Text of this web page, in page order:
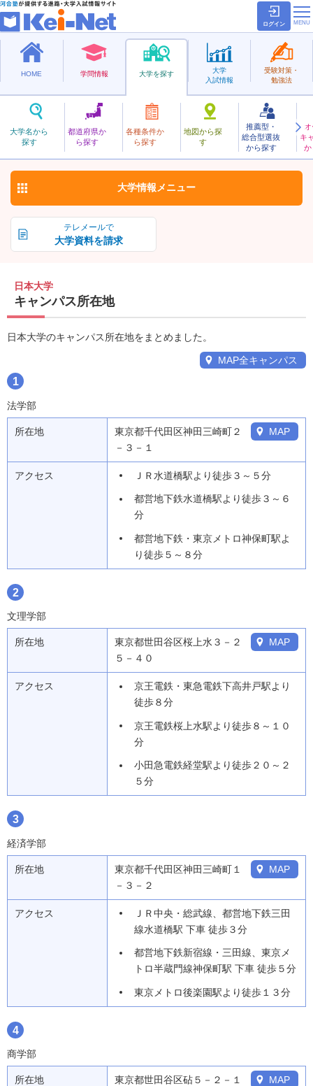
ログイン
HOME 学問情報 大学を探す
大学名から
探す
都道府県か
ら探す
各種条件か
ら探す
地図から探
す
推薦型・
総合型選抜
から探す
キ
か
大学
入試情報
受験対策・
勉強法
私立
にほん
日本大学 お気に入り
テレメールで
大学資料を請求
大学情報 メニュー
日本大学
キャンパス所在地
日本大学のキャンパス所在地をまとめました。
MAP全キャンパス
1
法学部
所在地
東京都千代田区神田三崎町２
－３－１
MAP
アクセス ＪＲ水道橋駅より徒歩３～５分
都営地下鉄水道橋駅より徒歩３～６
分
都営地下鉄・東京メトロ神保町駅よ
り徒歩５～８分
2
文理学部
所在地
東京都世田谷区桜上水３－２
５－４０
MAP
アクセス
京王電鉄・東急電鉄下高井戸駅より
徒歩８分
京王電鉄桜上水駅より徒歩８～１０
分
小田急電鉄経堂駅より徒歩２０～２
５分
3
経済学部
所在地
東京都千代田区神田三崎町１
－３－２
MAP
アクセス
ＪＲ中央・総武線、都営地下鉄三田
線水道橋駅 下車 徒歩３分
都営地下鉄新宿線・三田線、東京メ
トロ半蔵門線神保町駅 下車 徒歩５分
東京メトロ後楽園駅より徒歩１３分
4
商学部
所在地 東京都世田谷区砧５－２－１ MAP